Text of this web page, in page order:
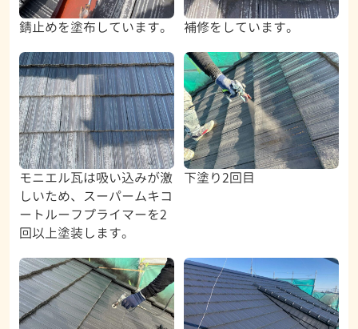
錆止めを塗布しています。 補修をしています。
モニエル瓦は吸い込みが激
しいため、スーパームキコ
ートルーフプライマーを2
回以上塗装します。
下塗り2回目